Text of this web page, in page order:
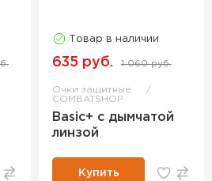
Товар в наличии
635 руб. 1 060 руб.
Очки защитные
COMBATSHOP
Basic+ с дымчатой
линзой
Купить